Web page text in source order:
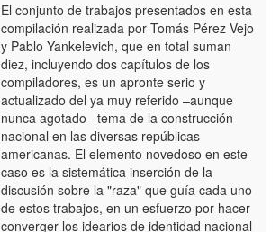
El conjunto de trabajos presentados en esta
compilación realizada por Tomás Pérez Vejo
y Pablo Yankelevich, que en total suman
diez, incluyendo dos capí­tulos de los
compiladores, es un apronte serio y
actualizado del ya muy referido –aunque
nunca agotado– tema de la construcción
nacional en las diversas repúblicas
americanas. El elemento novedoso en este
caso es la sistemática inserción de la
discusión sobre la "raza" que guí­a cada uno
de estos trabajos, en un esfuerzo por hacer
converger los idearios de identidad nacional